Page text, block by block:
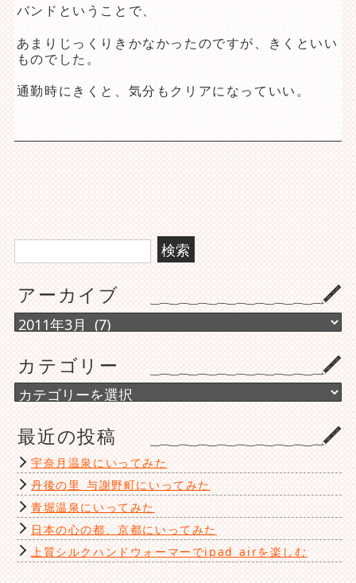
バンドということで、
あまりじっくりきかなかったのですが、きくといい
ものでした。
通勤時にきくと、気分もクリアになっていい。
検
索:
アーカイブ
ア
ー
イ
ブ
カテゴリー
カ
テ
リ
ー
最近の投稿
宇奈月温泉にいってみた
丹後の里 与謝野町にいってみた
青堀温泉にいってみた
日本の心の都、京都にいってみた
上質シルクハンドウォーマーでipad airを楽しむ